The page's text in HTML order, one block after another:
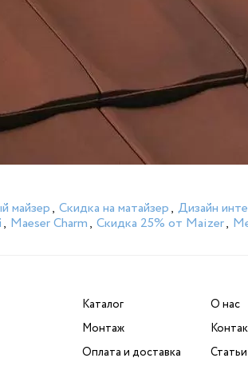
майзер, Скидка на матайзер, Дизайн
, Maeser Charm, Скидка 25% от Maizer,
Каталог
Монтаж
Оплата и доставка
О нас
Статьи